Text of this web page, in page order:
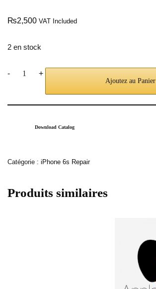
₨2,500 VAT Included
2 en stock
- +
Ajoutez au Panier
Download Catalog
Catégorie : iPhone 6s Repair
Produits similaires